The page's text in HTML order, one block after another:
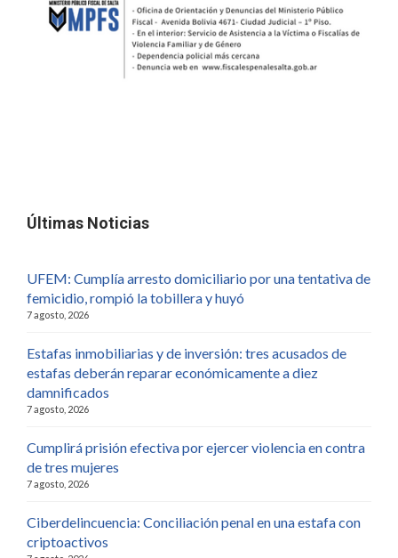
Últimas Noticias
UFEM: Cumplía arresto domiciliario por una tentativa de
femicidio, rompió la tobillera y huyó
7 agosto, 2026
Estafas inmobiliarias y de inversión: tres acusados de
estafas deberán reparar económicamente a diez
damnificados
7 agosto, 2026
Cumplirá prisión efectiva por ejercer violencia en contra
de tres mujeres
7 agosto, 2026
Ciberdelincuencia: Conciliación penal en una estafa con
criptoactivos